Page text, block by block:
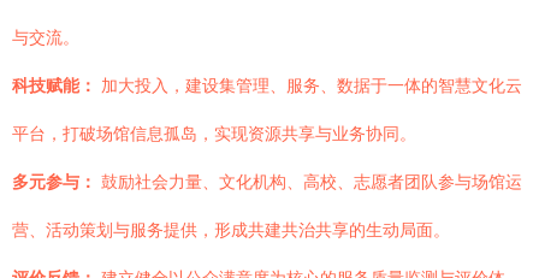
与交流。
科技赋能： 加大投入，建设集管理、服务、数据于一体的智慧文化云
平台，打破场馆信息孤岛，实现资源共享与业务协同。
多元参与： 鼓励社会力量、文化机构、高校、志愿者团队参与场馆运
营、活动策划与服务提供，形成共建共治共享的生动局面。